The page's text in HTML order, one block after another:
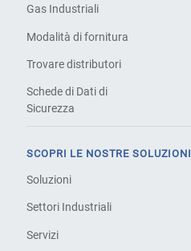
Gas Industriali
Modalità di fornitura
Trovare distributori
Schede di Dati di
Sicurezza
SCOPRI LE NOSTRE SOLUZIONI
Soluzioni
Settori Industriali
Servizi